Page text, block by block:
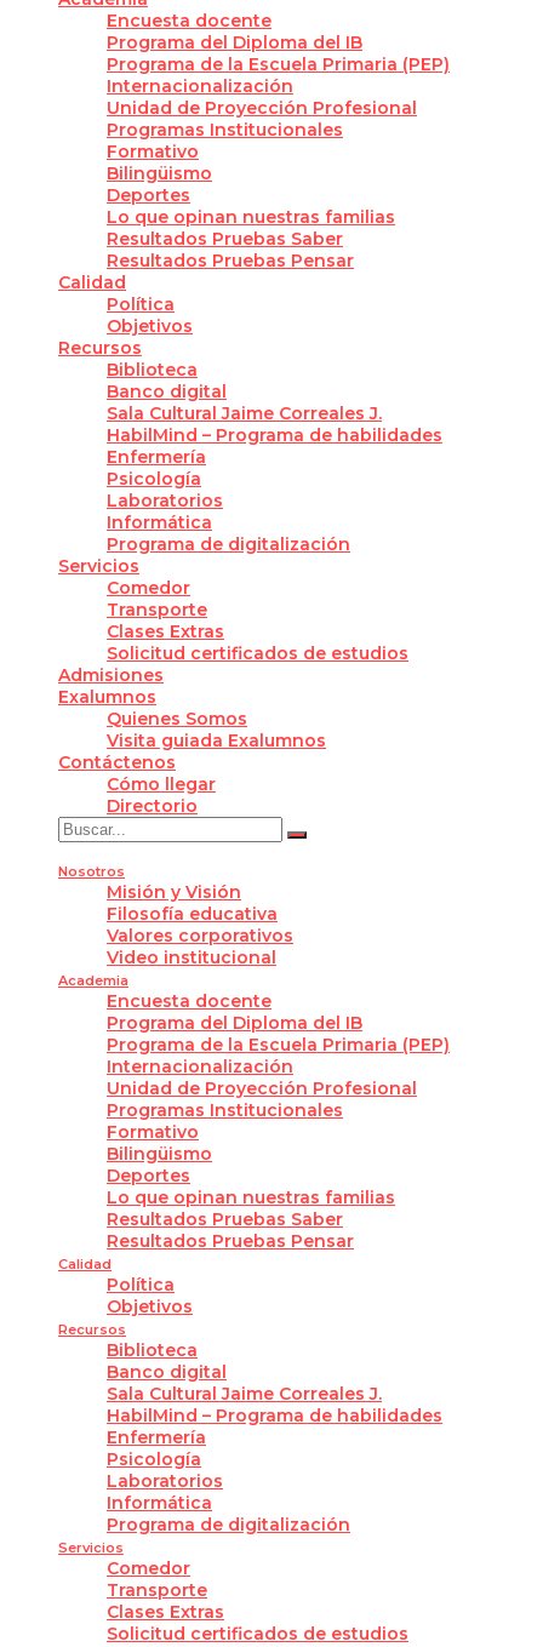
Encuesta docente
Programa del Diploma del IB
Programa de la Escuela Primaria (PEP)
Internacionalización
Unidad de Proyección Profesional
Programas Institucionales
Formativo
Bilingüismo
Deportes
Lo que opinan nuestras familias
Resultados Pruebas Saber
Resultados Pruebas Pensar
Calidad
Política
Objetivos
Recursos
Biblioteca
Banco digital
Sala Cultural Jaime Correales J.
HabilMind – Programa de habilidades
Enfermería
Psicología
Laboratorios
Informática
Programa de digitalización
Servicios
Comedor
Transporte
Clases Extras
Solicitud certificados de estudios
Admisiones
Exalumnos
Quienes Somos
Visita guiada Exalumnos
Contáctenos
Cómo llegar
Directorio
Nosotros
Misión y Visión
Filosofía educativa
Valores corporativos
Video institucional
Academia
Encuesta docente
Programa del Diploma del IB
Programa de la Escuela Primaria (PEP)
Internacionalización
Unidad de Proyección Profesional
Programas Institucionales
Formativo
Bilingüismo
Deportes
Lo que opinan nuestras familias
Resultados Pruebas Saber
Resultados Pruebas Pensar
Calidad
Política
Objetivos
Recursos
Biblioteca
Banco digital
Sala Cultural Jaime Correales J.
HabilMind – Programa de habilidades
Enfermería
Psicología
Laboratorios
Informática
Programa de digitalización
Servicios
Comedor
Transporte
Clases Extras
Solicitud certificados de estudios